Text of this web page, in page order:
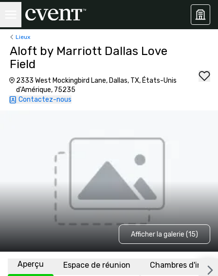
Lieux
Aloft by Marriott Dallas Love
Field
2333 West Mockingbird Lane, Dallas, TX, États-Unis
d'Amérique, 75235
Contactez-nous
Afficher la galerie (15)
Aperçu Espace de réunion Chambres